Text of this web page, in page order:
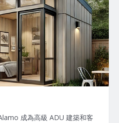
成為高級 ADU 建築和客